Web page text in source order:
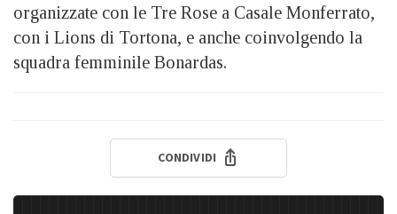
organizzate con le Tre Rose a Casale Monferrato,
con i Lions di Tortona, e anche coinvolgendo la
squadra femminile Bonardas.
CONDIVIDI